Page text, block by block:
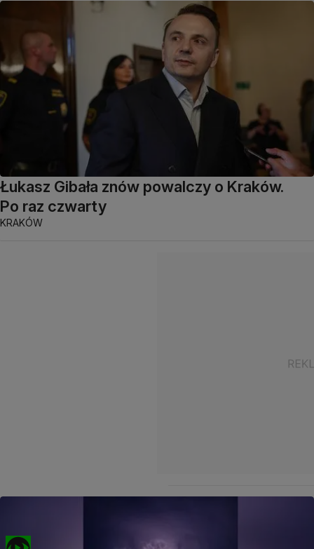
Łukasz Gibała znów powalczy o Kraków.
Po raz czwarty
KRAKÓW